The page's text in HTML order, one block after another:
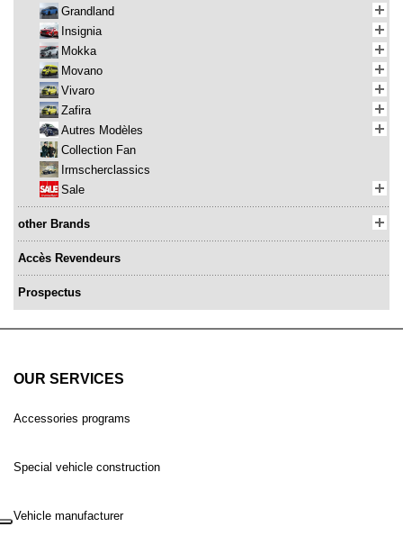
Grandland
Insignia
Mokka
Movano
Vivaro
Zafira
Autres Modèles
Collection Fan
Irmscherclassics
Sale
other Brands
Accès Revendeurs
Prospectus
OUR SERVICES
Accessories programs
Special vehicle construction
Vehicle manufacturer